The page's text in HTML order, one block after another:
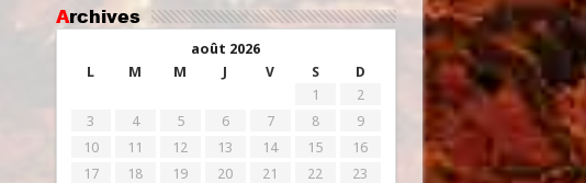
Archives
août 2026
L
M M J V S D
1
2
3
4 5 6 7 8
9
10
11 12 13 14 15
16
17
18 19 20 21 22
23